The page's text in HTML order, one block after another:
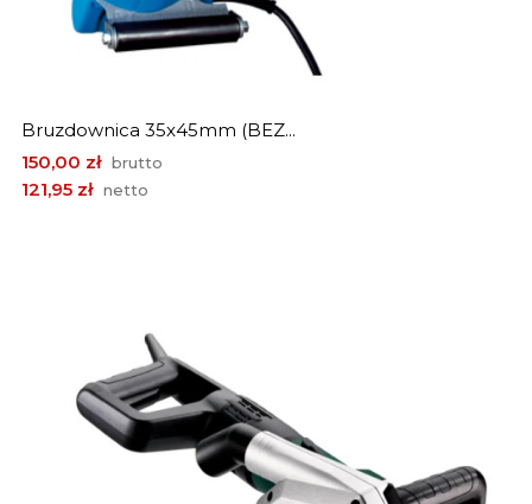
Bruzdownica 35x45mm (BEZ...
Cena
150,00 zł brutto
121,95 zł netto